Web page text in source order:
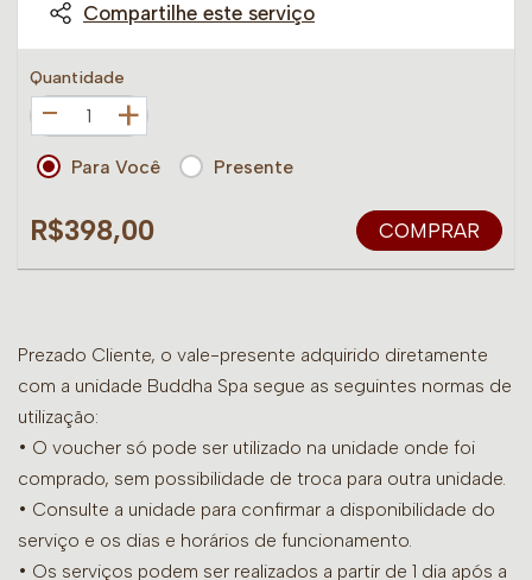
Compartilhe este serviço
Quantidade
+
Para Você Presente
R$398,00 COMPRAR
Prezado Cliente, o vale-presente adquirido diretamente
com a unidade Buddha Spa segue as seguintes normas de
utilização:
• O voucher só pode ser utilizado na unidade onde foi
comprado, sem possibilidade de troca para outra unidade.
• Consulte a unidade para confirmar a disponibilidade do
serviço e os dias e horários de funcionamento.
• Os serviços podem ser realizados a partir de 1 dia após a